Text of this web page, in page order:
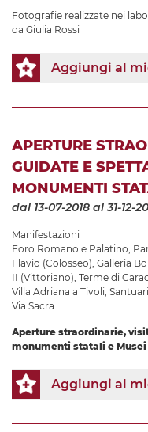
Fotografie realizzate nei
da Giulia Rossi
Aggiungi al
APERTURE
GUIDATE E
MONUMENTI
dal 13-07-2018 al 31-12-
Manifestazioni
Foro Romano e Palatino,
Flavio (Colosseo), Galleria
II (Vittoriano), Terme di
Villa Adriana a Tivoli,
Via Sacra
Aperture straordinarie,
monumenti statali e Musei
Aggiungi al